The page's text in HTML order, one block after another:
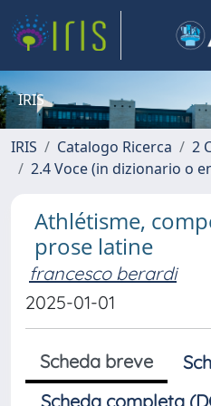
IRIS
IRIS Catalogo Ricerca
2
2.4 Voce (in dizionario o
Athlétisme,
prose latine
francesco berardi
2025-01-01
Scheda breve
Scheda completa